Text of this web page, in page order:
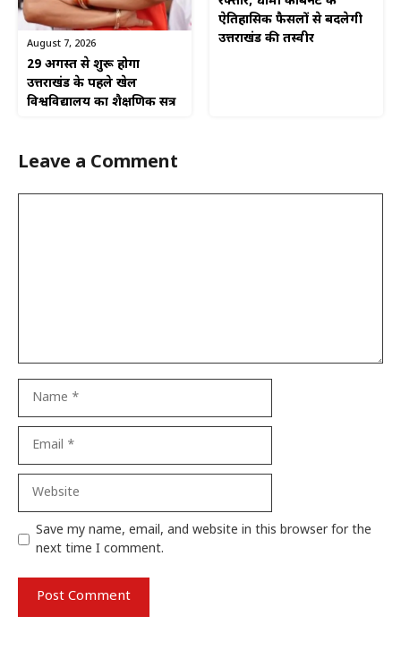
August 7, 2026
29 अगस्त से शुरू होगा
उत्तराखंड के पहले खेल
विश्वविद्यालय का शैक्षणिक सत्र
ऐतिहासिक फैसलों से बदलेगी
उत्तराखंड की तस्वीर
Leave a Comment
Website
Save my name, email, and website in this browser for the
next time I comment.